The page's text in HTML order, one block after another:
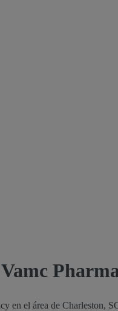
en el área de Charleston,